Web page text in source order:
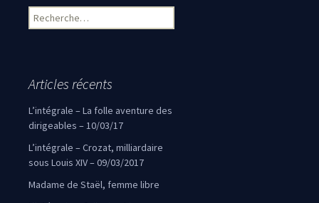
Rechercher :
Articles récents
L’intégrale – La folle aventure des
dirigeables – 10/03/17
L’intégrale – Crozat, milliardaire
sous Louis XIV – 09/03/2017
Madame de Staël, femme libre